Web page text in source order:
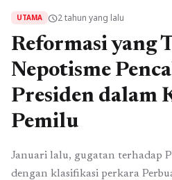
UTAMA schedule2 tahun yang lalu
Reformasi yang
Nepotisme
Presiden dalam
Pemilu
Januari lalu, gugatan terhadap
dengan klasifikasi perkara